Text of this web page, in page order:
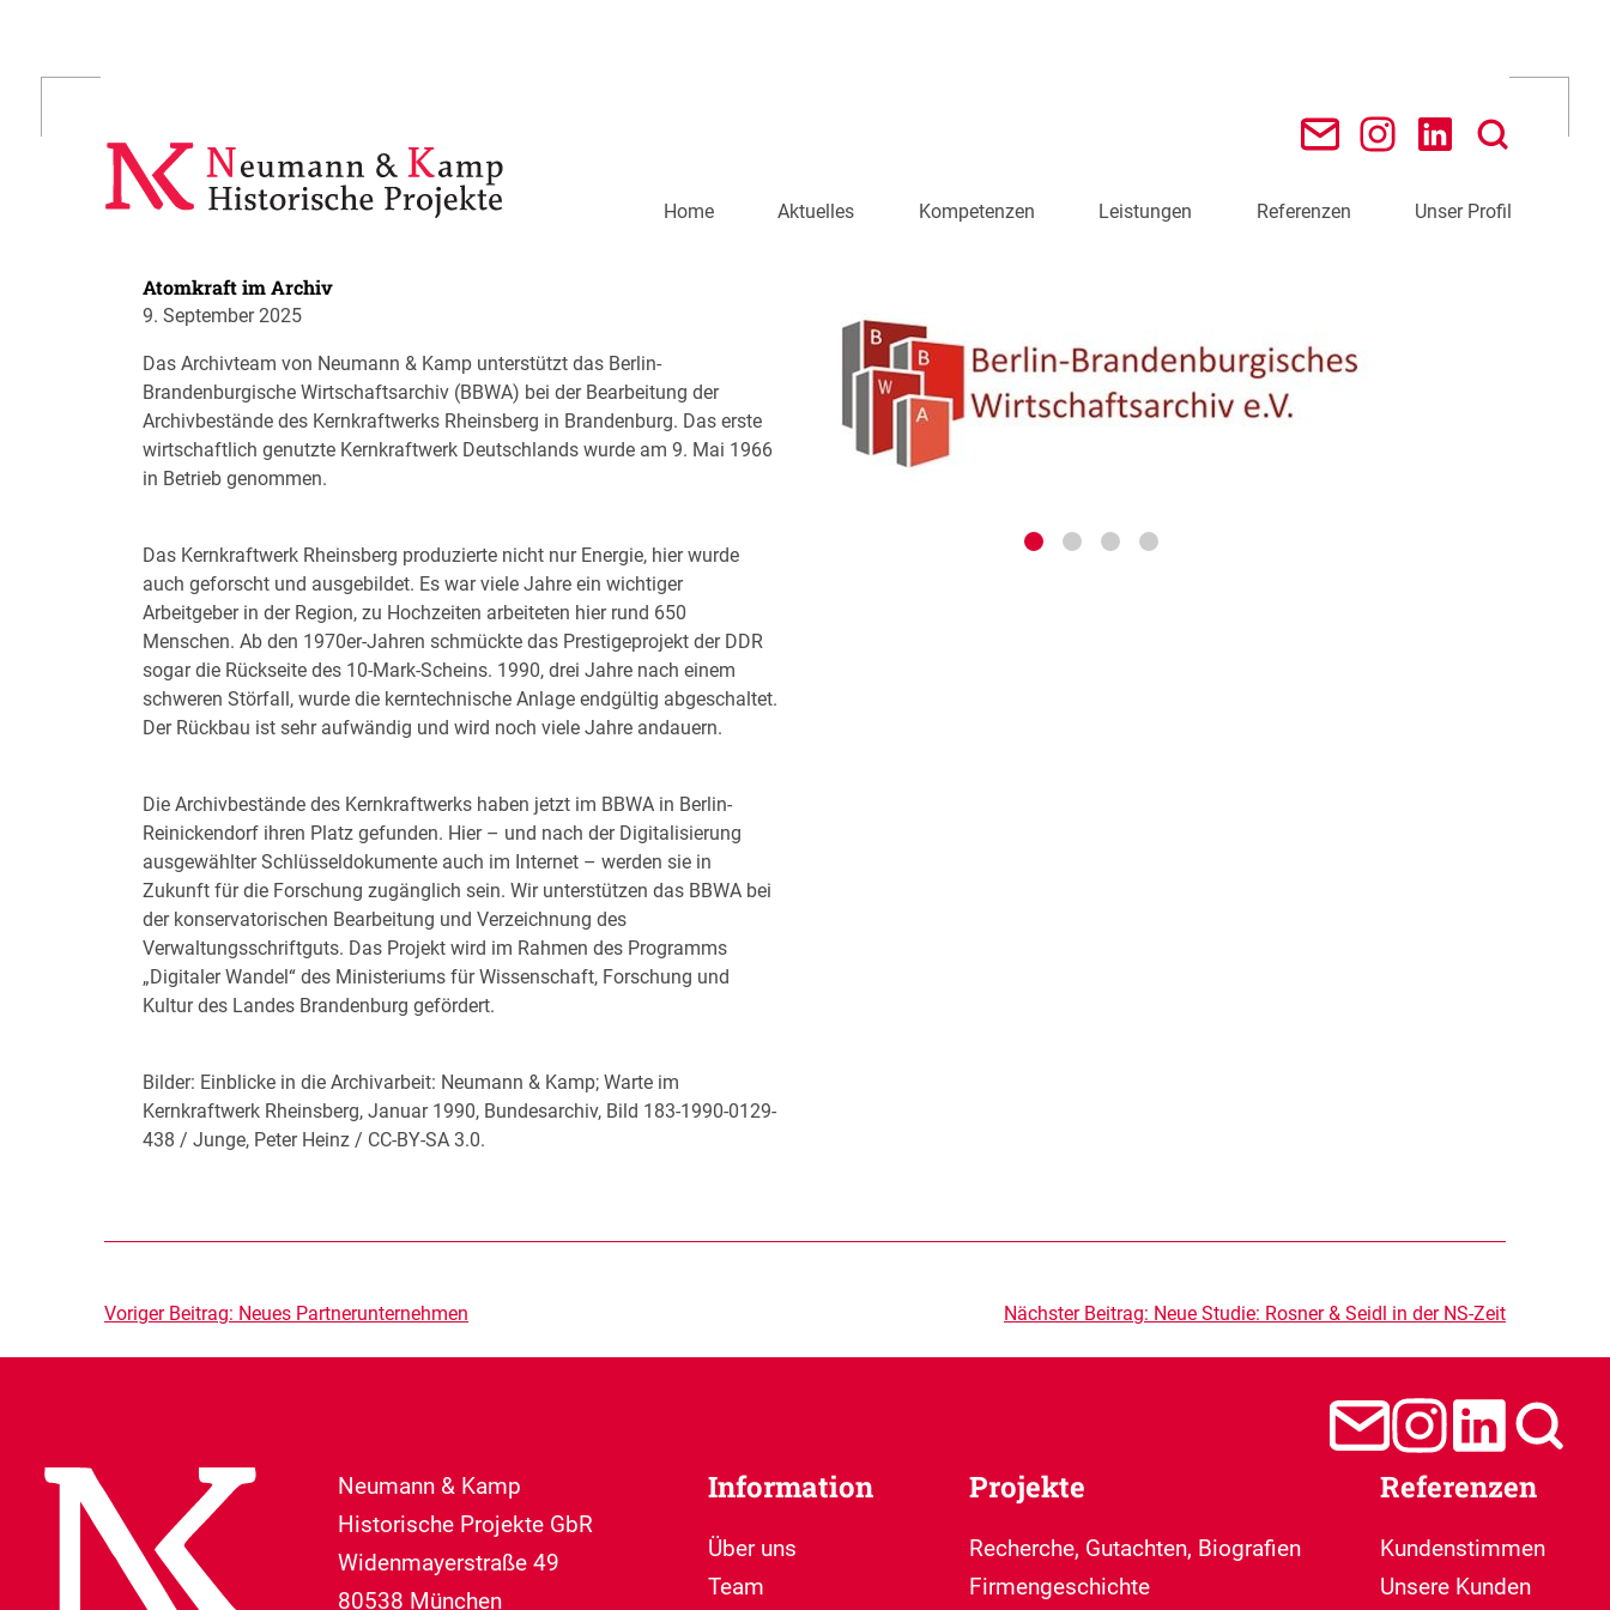
Home Aktuelles Kompetenzen Leistungen Referenzen Unser Profil
Atomkraft im Archiv
9. September 2025
Das Archivteam von Neumann & Kamp unterstützt das Berlin-
Brandenburgische Wirtschaftsarchiv (BBWA) bei der Bearbeitung der
Archivbestände des Kernkraftwerks Rheinsberg in Brandenburg. Das erste
wirtschaftlich genutzte Kernkraftwerk Deutschlands wurde am 9. Mai 1966
in Betrieb genommen.
Das Kernkraftwerk Rheinsberg produzierte nicht nur Energie, hier wurde
auch geforscht und ausgebildet. Es war viele Jahre ein wichtiger
Arbeitgeber in der Region, zu Hochzeiten arbeiteten hier rund 650
Menschen. Ab den 1970er-Jahren schmückte das Prestigeprojekt der DDR
sogar die Rückseite des 10-Mark-Scheins. 1990, drei Jahre nach einem
schweren Störfall, wurde die kerntechnische Anlage endgültig abgeschaltet.
Der Rückbau ist sehr aufwändig und wird noch viele Jahre andauern.
Die Archivbestände des Kernkraftwerks haben jetzt im BBWA in Berlin-
Reinickendorf ihren Platz gefunden. Hier – und nach der Digitalisierung
ausgewählter Schlüsseldokumente auch im Internet – werden sie in
Zukunft für die Forschung zugänglich sein. Wir unterstützen das BBWA bei
der konservatorischen Bearbeitung und Verzeichnung des
Verwaltungsschriftguts. Das Projekt wird im Rahmen des Programms
„Digitaler Wandel“ des Ministeriums für Wissenschaft, Forschung und
Kultur des Landes Brandenburg gefördert.
Bilder: Einblicke in die Archivarbeit: Neumann & Kamp; Warte im
Kernkraftwerk Rheinsberg, Januar 1990, Bundesarchiv, Bild 183-1990-0129-
438 / Junge, Peter Heinz / CC-BY-SA 3.0.
Warte im Kernkraftwerk Rheinsberg, Januar 1990
1 2 3
Beitragsnavigation
Voriger Beitrag: Neues Partnerunternehmen Nächster Beitrag: Neue Studie: Rosner & Seidl in der NS-Zeit
Neumann & Kamp
Historische Projekte GbR
Widenmayerstraße 49
80538 München
Information
Über uns
Team
Projekte
Recherche, Gutachten, Biografien
Firmengeschichte
Referenzen
Kundenstimmen
Unsere Kunden